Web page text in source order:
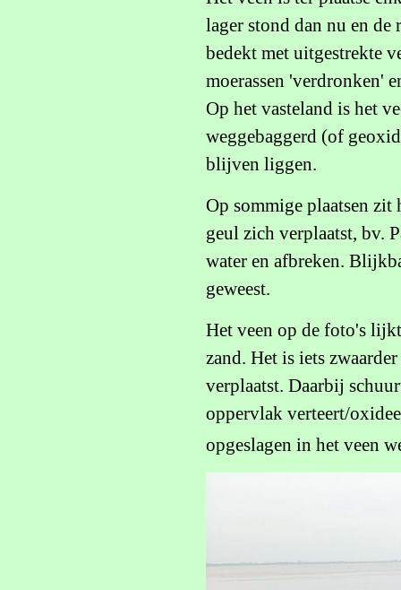
lager stond dan nu en
bedekt met uitgestrekte
moerassen 'verdronken'
Op het vasteland is het
weggebaggerd (of
blijven liggen.
Op sommige plaatsen zit
geul zich verplaatst, bv.
water en afbreken.
geweest.
Het veen op de foto's
zand. Het is iets
verplaatst. Daarbij
oppervlak verteert/
opgeslagen in het veen